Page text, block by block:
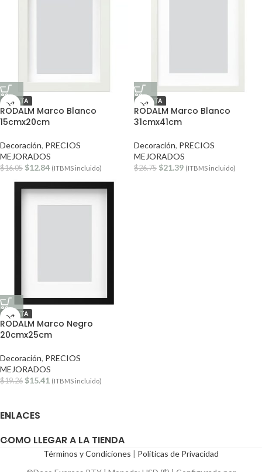
OFERTA
RODALM Marco Blanco
15cmx20cm
Decoración, PRECIOS
MEJORADOS
$16.05 $12.84 (ITBMS incluido)
OFERTA
RODALM Marco Blanco
31cmx41cm
Decoración, PRECIOS
MEJORADOS
$26.75 $21.39 (ITBMS incluido)
OFERTA
RODALM Marco Negro
20cmx25cm
Decoración, PRECIOS
MEJORADOS
$19.26 $15.41 (ITBMS incluido)
ENLACES
COMO LLEGAR A LA TIENDA
Términos y Condiciones | Políticas de Privacidad